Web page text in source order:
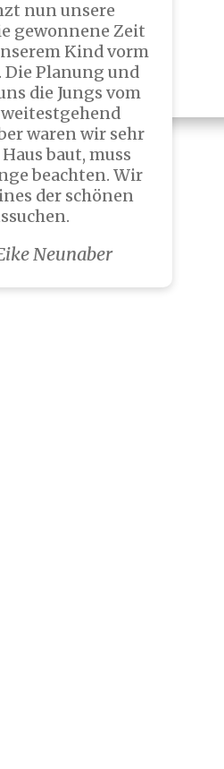
Mehr über Pelletöfen
erfahren
nun unsere
gewonnene Zeit
Kind vorm
Die Planung und
die Jungs vom
waren wir sehr
baut, muss
beachten. Wir
der schönen
Neunaber